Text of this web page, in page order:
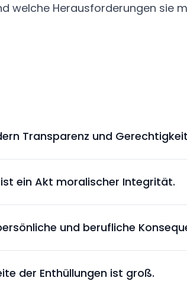
welche Herausforderungen sie
Transparenz und
ein Akt moralischer Integrität.
und berufliche
der Enthüllungen ist groß.